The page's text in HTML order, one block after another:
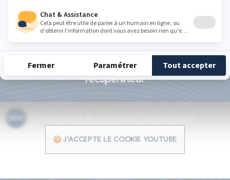
LES BÉNÉFICES BULTEX
Découvrez l'importance d'un sommeil
récupérateur
🍪 J'ACCEPTE LE COOKIE YOUTUBE